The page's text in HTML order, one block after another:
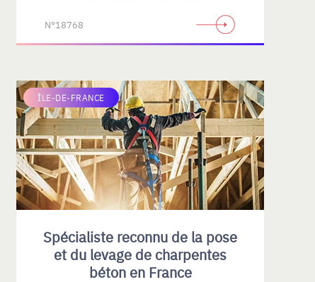
N°18768
ÎLE-DE-FRANCE
Spécialiste reconnu de la pose
et du levage de charpentes
béton en France